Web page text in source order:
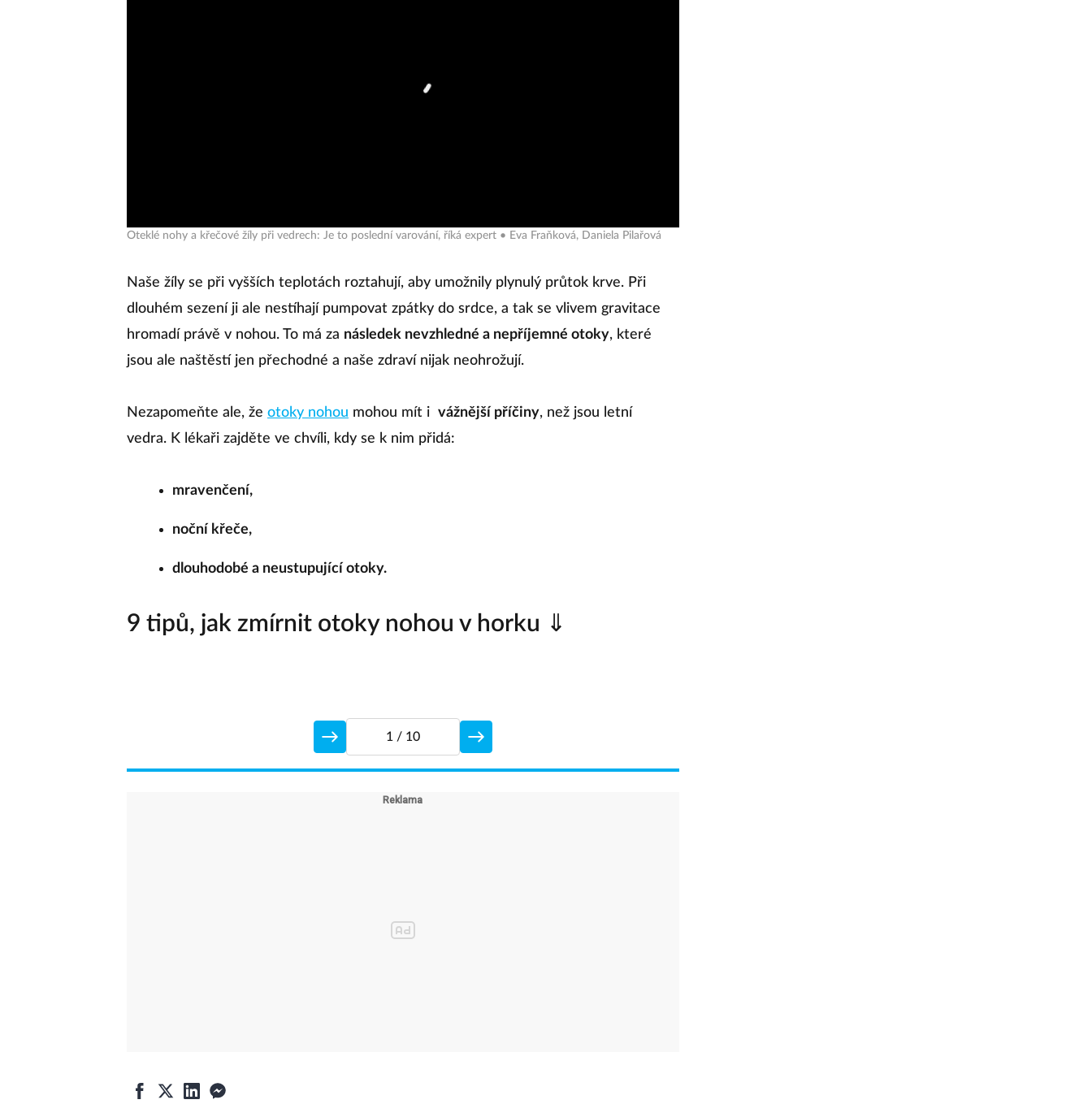
Oteklé nohy a křečové žíly při vedrech: Je to poslední varování, říká expert • Eva Fraňková, Daniela Pilařová
Naše žíly se při vyšších teplotách roztahují, aby umožnily plynulý průtok krve. Při
dlouhém sezení ji ale nestíhají pumpovat zpátky do srdce, a tak se vlivem gravitace
hromadí právě v nohou. To má za následek nevzhledné a nepříjemné otoky, které
jsou ale naštěstí jen přechodné a naše zdraví nijak neohrožují.
Nezapomeňte ale, že otoky nohou mohou mít i vážnější příčiny, než jsou letní
vedra. K lékaři zajděte ve chvíli, kdy se k nim přidá:
mravenčení,
noční křeče,
dlouhodobé a neustupující otoky.
9 tipů, jak zmírnit otoky nohou v horku ⇓
1/ 10